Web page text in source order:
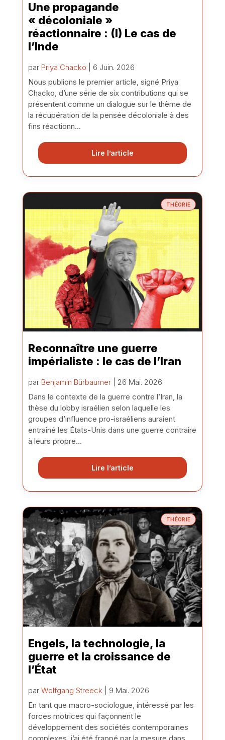
Une propagande
« décoloniale »
réactionnaire : (I) Le cas de
l’Inde
par Priya Chacko | 6 Juin. 2026
Nous publions le premier article, signé Priya
Chacko, d’une série de six contributions qui se
présentent comme un dialogue sur le thème de
la récupération de la pensée décoloniale à des
fins réactionn...
Lire l’article
THÉORIE
Reconnaître une guerre
impérialiste : le cas de l’Iran
par Benjamin Bürbaumer| 26 Mai. 2026
Dans le contexte de la guerre contre l’Iran, la
thèse du lobby israélien selon laquelle les
groupes d’influence pro-israéliens auraient
entraîné les États-Unis dans une guerre contraire
à leurs propre...
Lire l’article
THÉORIE
Engels, la technologie, la
guerre et la croissance de
l’État
par Wolfgang Streeck | 9 Mai. 2026
En tant que macro-sociologue, intéressé par les
forces motrices qui façonnent le
développement des sociétés contemporaines